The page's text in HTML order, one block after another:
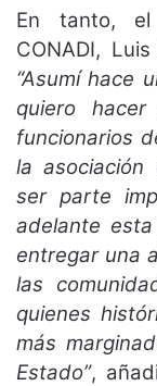
En tanto, el
CONADI,
“Asumí hace
quiero
funcionarios
la asociación
ser parte
adelante
entregar una
las
quienes
más
Estado”,